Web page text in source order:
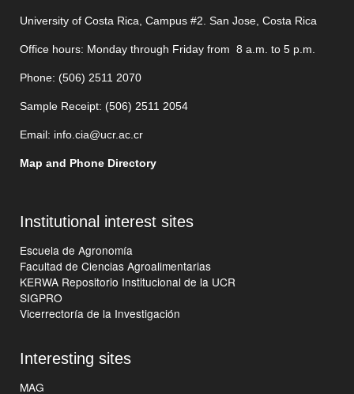
University of Costa Rica, Campus #2. San Jose, Costa Rica
Office hours: Monday through Friday from 8 a.m. to 5 p.m.
Phone: (506) 2511 2070
Sample Receipt: (506) 2511 2054
Email: info.cia@ucr.ac.cr
Map and Phone Directory
Institutional interest sites
Escuela de Agronomía
Facultad de Ciencias Agroalimentarias
KERWA Repositorio Institucional de la UCR
SIGPRO
Vicerrectoría de la Investigación
Interesting sites
MAG